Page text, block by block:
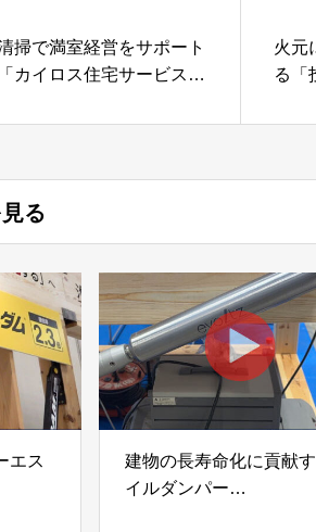
掃で満室経営をサポート
「カイロス住宅サービス」
火元
る「
る
エス
建物の長寿命化に貢献
イルダンパー